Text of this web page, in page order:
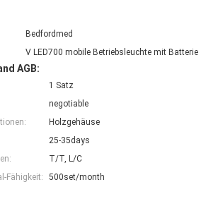
Bedfordmed
V LED700 mobile Betriebsleuchte mit Batterie
AGB:
1 Satz
negotiable
Holzgehäuse
25-35days
T/T, L/C
Fähigkeit:
500set/month